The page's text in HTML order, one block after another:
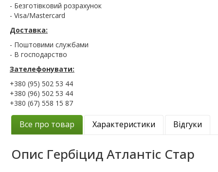
- Безготівковий розрахунок
- Visa/Mastercard
Доставка:
- Поштовими службами
- В господарство
Зателефонувати:
+380 (95) 502 53 44
+380 (96) 502 53 44
+380 (67) 558 15 87
Все про товар Характеристики Відгуки
Опис Гербіцид Атлантіс Стар